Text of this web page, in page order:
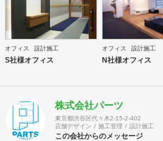
オフィス 設計施工
S社様オフィス
オフィス 設計施工
N社様オフィス
株式会社パーツ
東京都渋谷区代々木2-15-2-402
店舗デザイン
施工管理 設計施工
この会社からのメッセージ